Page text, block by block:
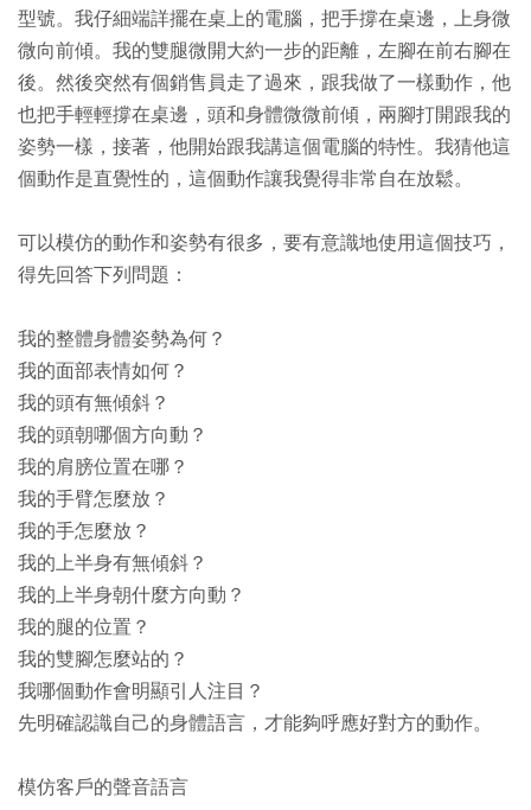
型號。我仔細端詳擺在桌上的電腦，把手撐在桌邊，上身微
微向前傾。我的雙腿微開大約一步的距離，左腳在前右腳在
後。然後突然有個銷售員走了過來，跟我做了一樣動作，他
也把手輕輕撐在桌邊，頭和身體微微前傾，兩腳打開跟我的
姿勢一樣，接著，他開始跟我講這個電腦的特性。我猜他這
個動作是直覺性的，這個動作讓我覺得非常自在放鬆。
可以模仿的動作和姿勢有很多，要有意識地使用這個技巧，
得先回答下列問題：
我的整體身體姿勢為何？
我的面部表情如何？
我的頭有無傾斜？
我的頭朝哪個方向動？
我的肩膀位置在哪？
我的手臂怎麼放？
我的手怎麼放？
我的上半身有無傾斜？
我的上半身朝什麼方向動？
我的腿的位置？
我的雙腳怎麼站的？
我哪個動作會明顯引人注目？
先明確認識自己的身體語言，才能夠呼應好對方的動作。
模仿客戶的聲音語言